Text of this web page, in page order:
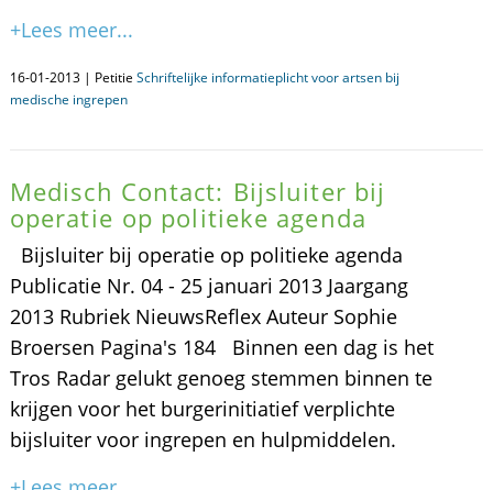
+Lees meer...
16-01-2013 | Petitie Schriftelijke informatieplicht voor artsen bij
medische ingrepen
Medisch Contact: Bijsluiter bij
operatie op politieke agenda
Bijsluiter bij operatie op politieke agenda
Publicatie Nr. 04 - 25 januari 2013 Jaargang
2013 Rubriek NieuwsReflex Auteur Sophie
Broersen Pagina's 184 Binnen een dag is het
Tros Radar gelukt genoeg stemmen binnen te
krijgen voor het burgerinitiatief verplichte
bijsluiter voor ingrepen en hulpmiddelen.